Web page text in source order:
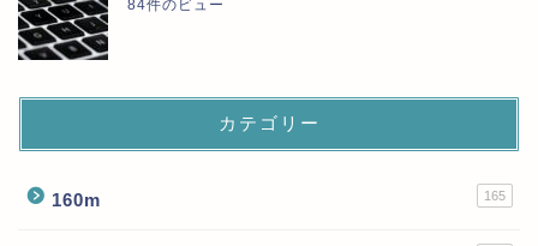
84件のビュー
カテゴリー
160m 165